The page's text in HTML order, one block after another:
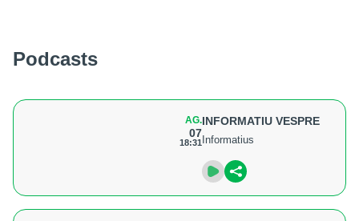
Podcasts
AG.
07
18:31
INFORMATIU VESPRE
Informatius